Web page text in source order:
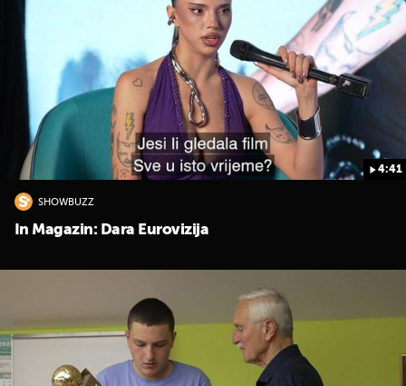
4:41
SHOWBUZZ
In Magazin: Dara Eurovizija